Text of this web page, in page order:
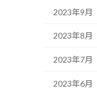
2023年9月
2023年8月
2023年7月
2023年6月